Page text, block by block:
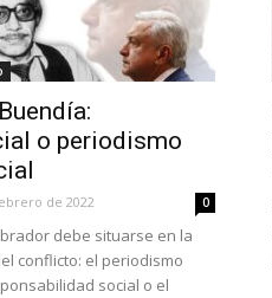
o periodismo
de 2022 0
debe situarse en la
conflicto: el periodismo
social o el